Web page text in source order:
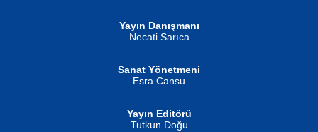
Yayın Danışmanı
Necati Sarıca
Sanat Yönetmeni
Esra Cansu
Yayın Editörü
Tutkun Doğu